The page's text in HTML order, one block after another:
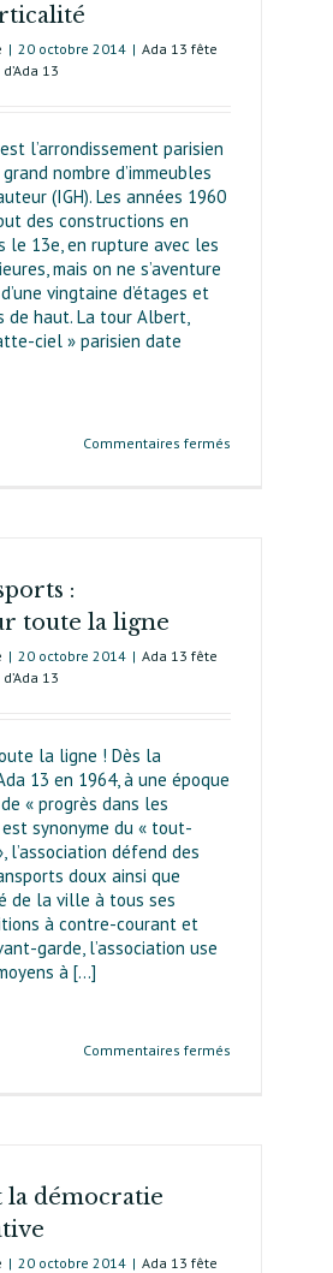
| 20 octobre 2014 | Ada 13 fête
13
l’arrondissement parisien
nombre d’immeubles
(IGH). Les années 1960
des constructions en
le 13e, en rupture avec les
mais on ne s’aventure
vingtaine d’étages et
de haut. La tour Albert,
ciel » parisien date
Commentaires fermés
:
toute la ligne
| 20 octobre 2014 | Ada 13 fête
13
la ligne ! Dès la
13 en 1964, à une époque
« progrès dans les
synonyme du « tout-
l’association défend des
doux ainsi que
de la ville à tous ses
à contre-courant et
garde, l’asso­ciation use
à [...]
Commentaires fermés
la démocratie
| 20 octobre 2014 | Ada 13 fête